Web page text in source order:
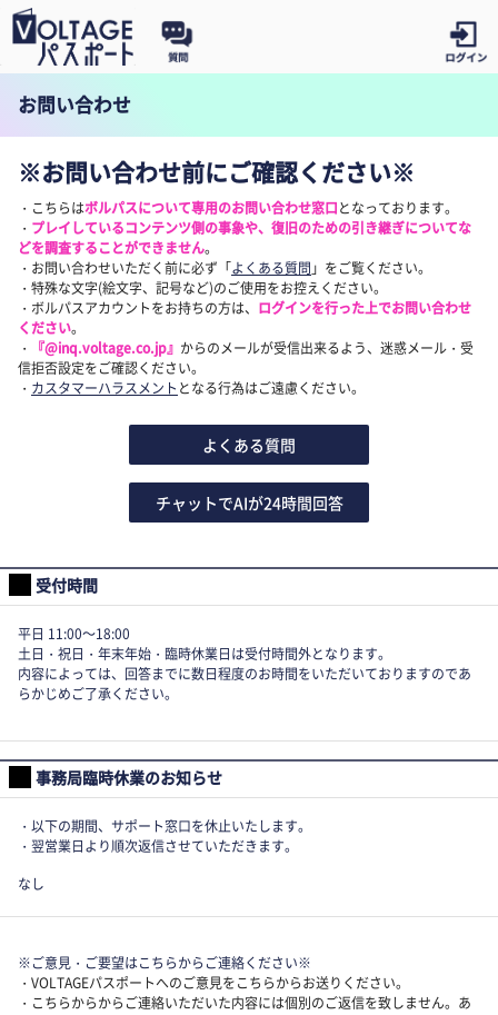
お問い合わせ
※お問い合わせ前にご確認ください※
・こちらはボルパスについて専用のお問い合わせ窓口となっております。
・ プレイしているコンテンツ側の事象や、復旧のための引き継ぎについてな
どを調査することができません。
・お問い合わせいただく前に必ず「よくある質問 」をご覧ください。
・特殊な文字(絵文字、記号など)のご使用をお控えください。
・ボルパスアカウントをお持ちの方は、 ログインを行った上でお問い合わせ
ください。
・
『@inq.voltage.co.jp』 からのメールが受信出来るよう、迷惑メール・受
信拒否設定をご確認ください。
・ カスタマーハラスメント となる行為はご遠慮ください。
よくある質問
チャットでAIが24時間回答
受付時間
平日 11:00～18:00
土日・祝日・年末年始・臨時休業日は受付時間外となります。
内容によっては、回答までに数日程度のお時間をいただいておりますのであ
らかじめご了承ください。
事務局臨時休業のお知らせ
・以下の期間、サポート窓口を休止いたします。
・翌営業日より順次返信させていただきます。
なし
※ご意見・ご要望はこちらからご連絡ください※
・VOLTAGEパスポートへのご意見をこちらからお送りください。
・こちらからからご連絡いただいた内容には個別のご返信を致しません。あ